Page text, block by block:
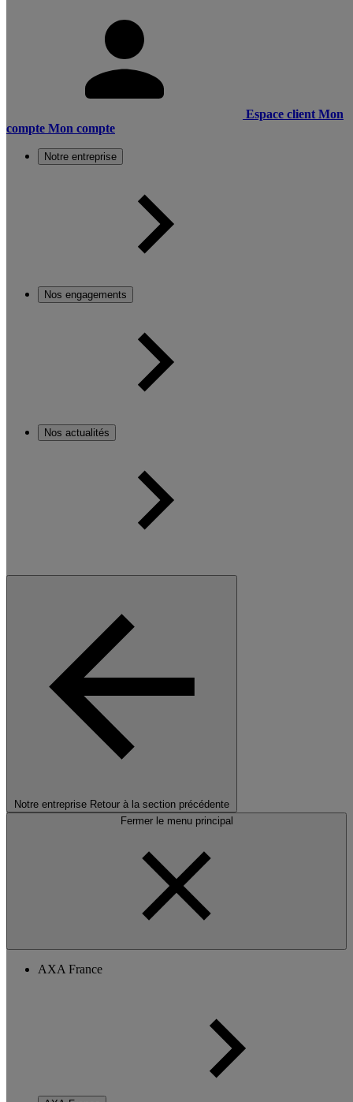
Espace client Mon
compte Mon compte
Notre entreprise
Nos engagements
Nos actualités
Notre entreprise Retour à la section précédente
Fermer le menu principal
AXA France